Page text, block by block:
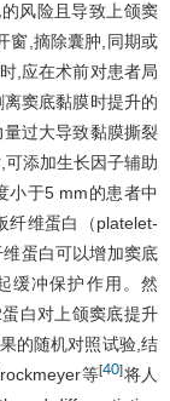
风险且导致上颌窦
窗,摘除囊肿,同期或
,应在术前对患者局
窦底黏膜时提升的
过大导致黏膜撕裂
添加生长因子辅助
小于5 mm的患者中
纤维蛋白（platelet-
蛋白可以增加窦底
缓冲保护作用。然
白对上颌窦底提升
的随机对照试验,结
等[40]将人